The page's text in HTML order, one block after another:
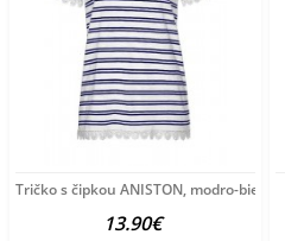
Tričko s čipkou ANISTON, modro-biela
13.90€